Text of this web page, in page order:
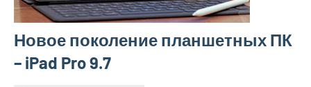
Новое поколение планшетных ПК
– iPad Pro 9.7